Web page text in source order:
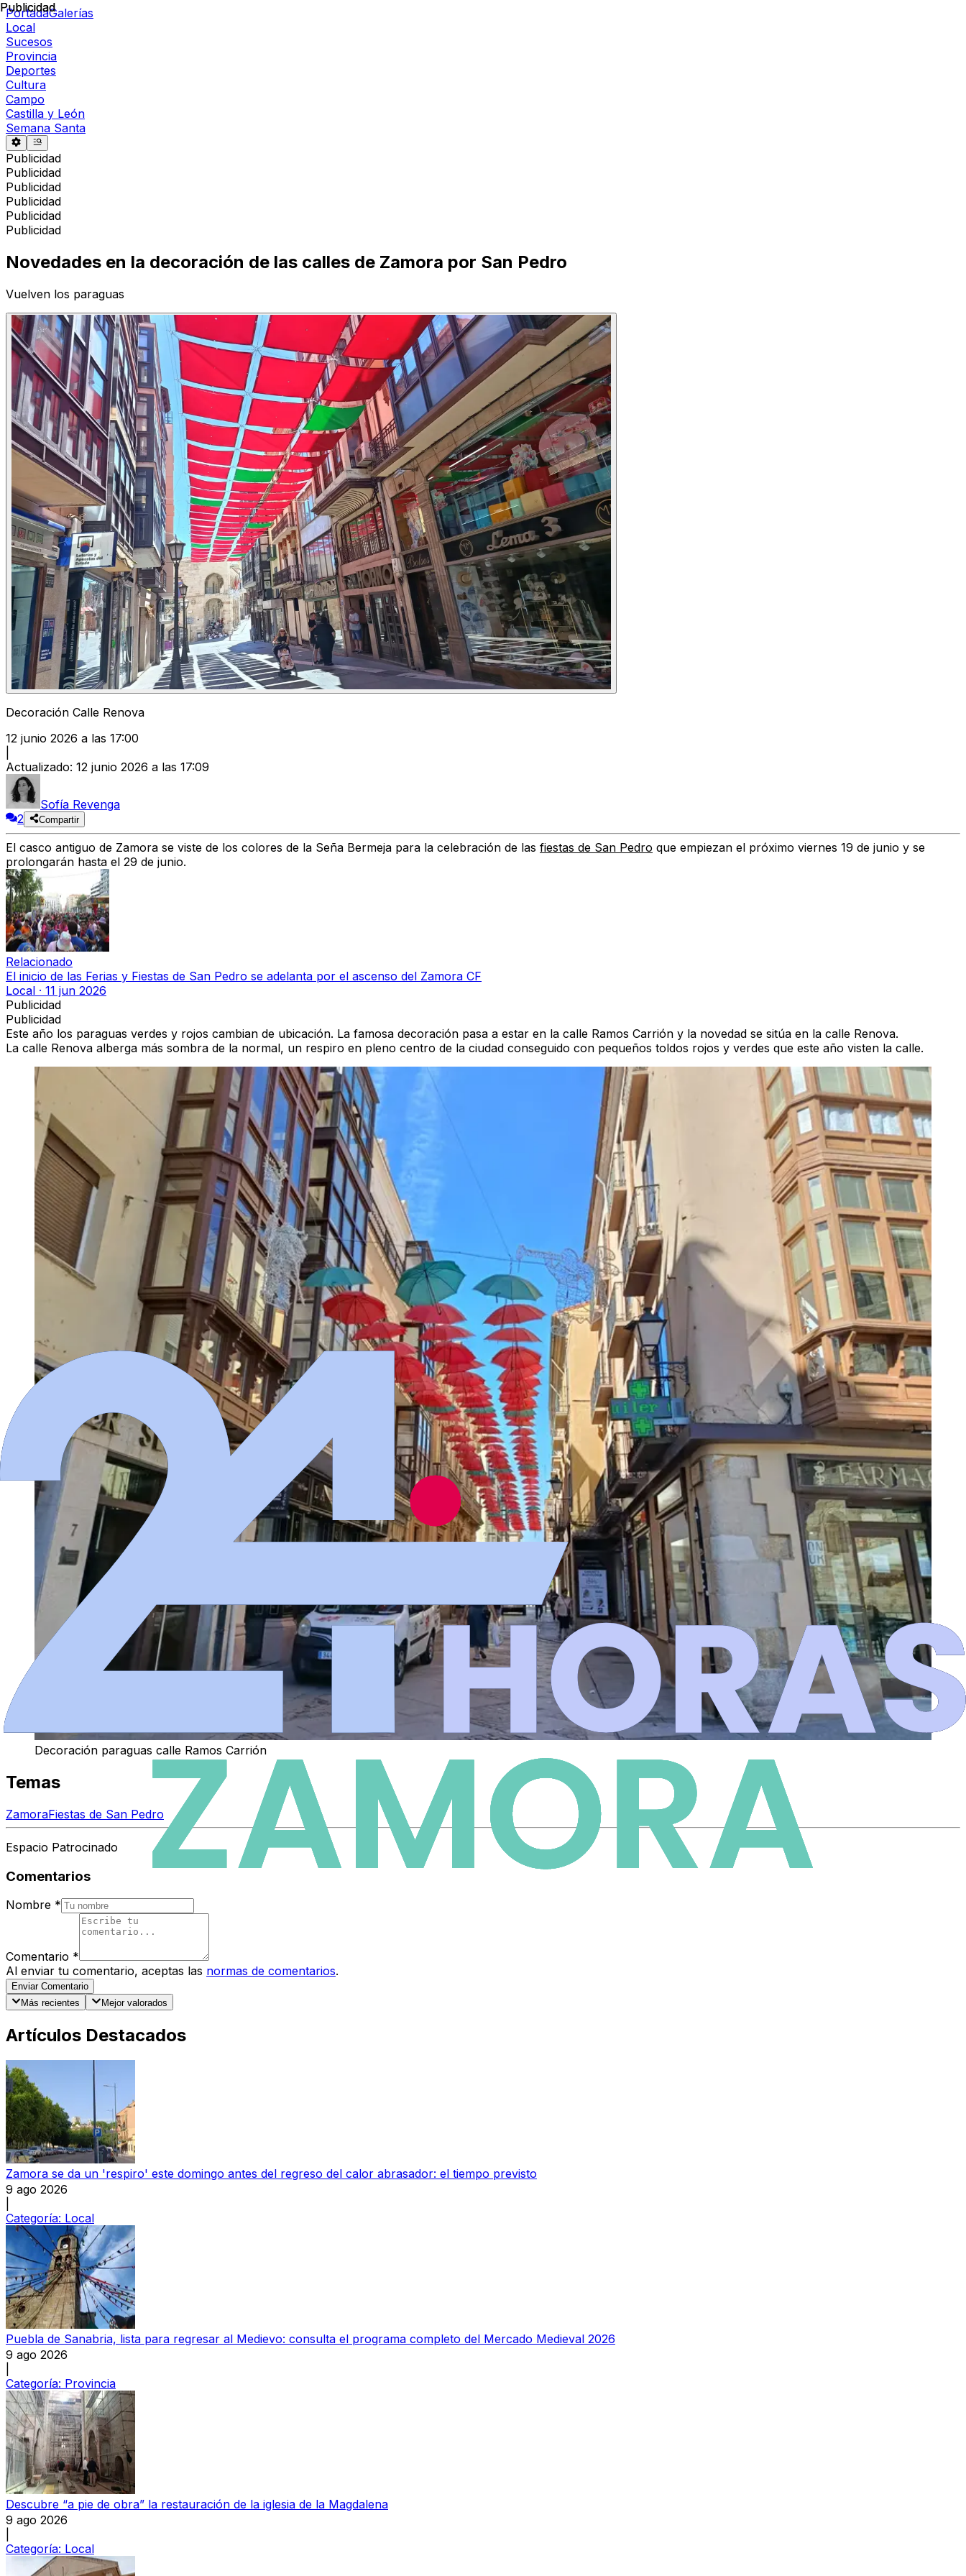
PortadaGalerías
Local
Sucesos
Provincia
Deportes
Cultura
Campo
Castilla y León
Semana Santa
Publicidad
Publicidad
Publicidad
Publicidad
Publicidad
Publicidad
Publicidad
Novedades en la decoración de las calles de Zamora por San Pedro
Vuelven los paraguas
Decoración Calle Renova
12 junio 2026 a las 17:00
Actualizado: 12 junio 2026 a las 17:09
Sofía Revenga
2
Compartir
El casco antiguo de Zamora se viste de los colores de la Seña Bermeja para la celebración de las fiestas de San Pedro que empiezan el próximo viernes 19 de junio y se
prolongarán hasta el 29 de junio.
Relacionado
El inicio de las Ferias y Fiestas de San Pedro se adelanta por el ascenso del Zamora CF
Local · 11 jun 2026
Publicidad
Publicidad
Este año los paraguas verdes y rojos cambian de ubicación. La famosa decoración pasa a estar en la calle Ramos Carrión y la novedad se sitúa en la calle Renova.
La calle Renova alberga más sombra de la normal, un respiro en pleno centro de la ciudad conseguido con pequeños toldos rojos y verdes que este año visten la calle.
Decoración paraguas calle Ramos Carrión
Temas
ZamoraFiestas de San Pedro
Espacio Patrocinado
Comentarios
Nombre *
Comentario *
Al enviar tu comentario, aceptas las normas de comentarios.
Enviar Comentario
Más recientes
Mejor valorados
Artículos Destacados
Zamora se da un 'respiro' este domingo antes del regreso del calor abrasador: el tiempo previsto
9 ago 2026
Categoría: Local
Puebla de Sanabria, lista para regresar al Medievo: consulta el programa completo del Mercado Medieval 2026
9 ago 2026
Categoría: Provincia
Descubre “a pie de obra” la restauración de la iglesia de la Magdalena
9 ago 2026
Categoría: Local
Publicidad